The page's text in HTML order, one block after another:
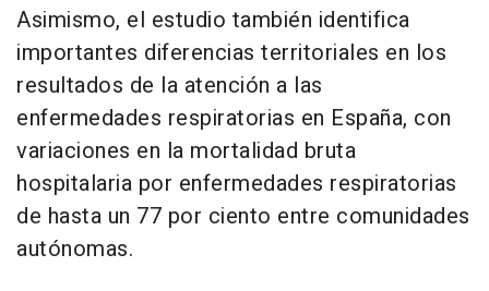
Asimismo, el estudio también identifica
importantes diferencias territoriales en los
resultados de la atención a las
enfermedades respiratorias en España, con
variaciones en la mortalidad bruta
hospitalaria por enfermedades respiratorias
de hasta un 77 por ciento entre comunidades
autónomas.